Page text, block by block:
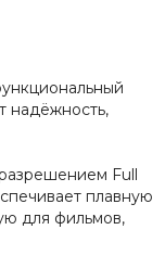
надёжность,
Full
плавную
для фильмов,